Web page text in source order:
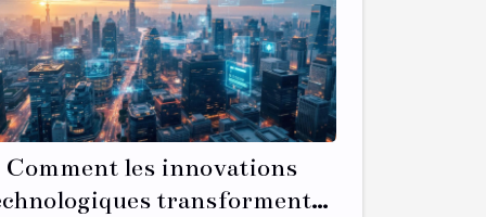
Comment les innovations
transforment-